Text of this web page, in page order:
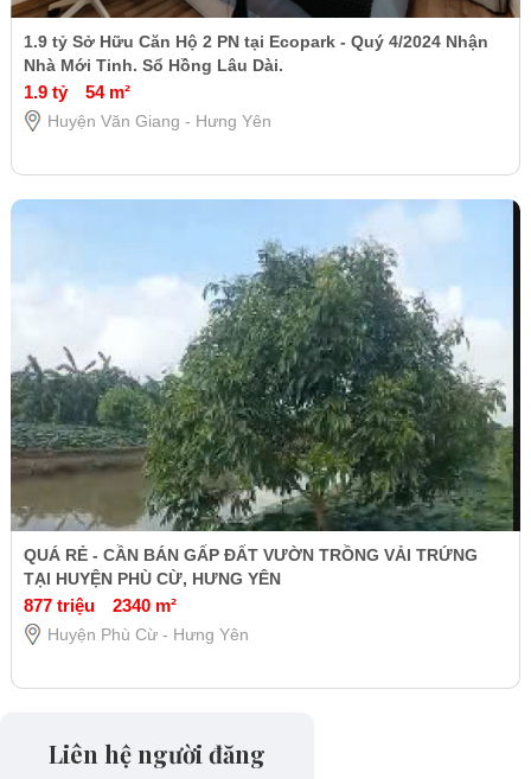
1.9 tỷ Sở Hữu Căn Hộ 2 PN tại Ecopark - Quý 4/2024 Nhận
Nhà Mới Tinh. Sổ Hồng Lâu Dài.
1.9 tỷ 54 m²
Huyện Văn Giang - Hưng Yên
QUÁ RẺ - CẦN BÁN GẤP ĐẤT VƯỜN TRỒNG VẢI TRỨNG
TẠI HUYỆN PHÙ CỪ, HƯNG YÊN
877 triệu 2340 m²
Huyện Phù Cừ - Hưng Yên
Liên hệ người đăng